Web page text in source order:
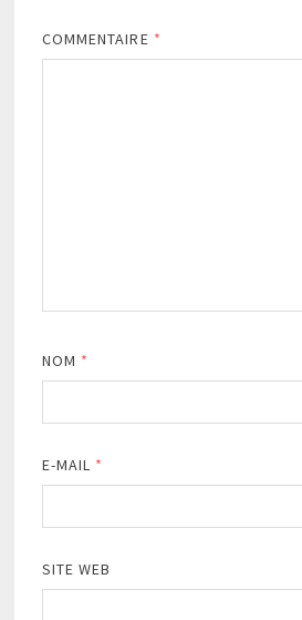
COMMENTAIRE *
NOM *
E-MAIL *
SITE WEB